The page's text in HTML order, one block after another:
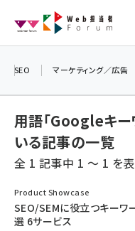
ン
seo (3523)
youtube (2429)
SEO マーケティング／広告
用語「Googleキー
いる記事の一覧
全 1 記事中 1 ～ 1 を
Product Showcase
SEO/SEMに役立つキーワ
選 6サービス